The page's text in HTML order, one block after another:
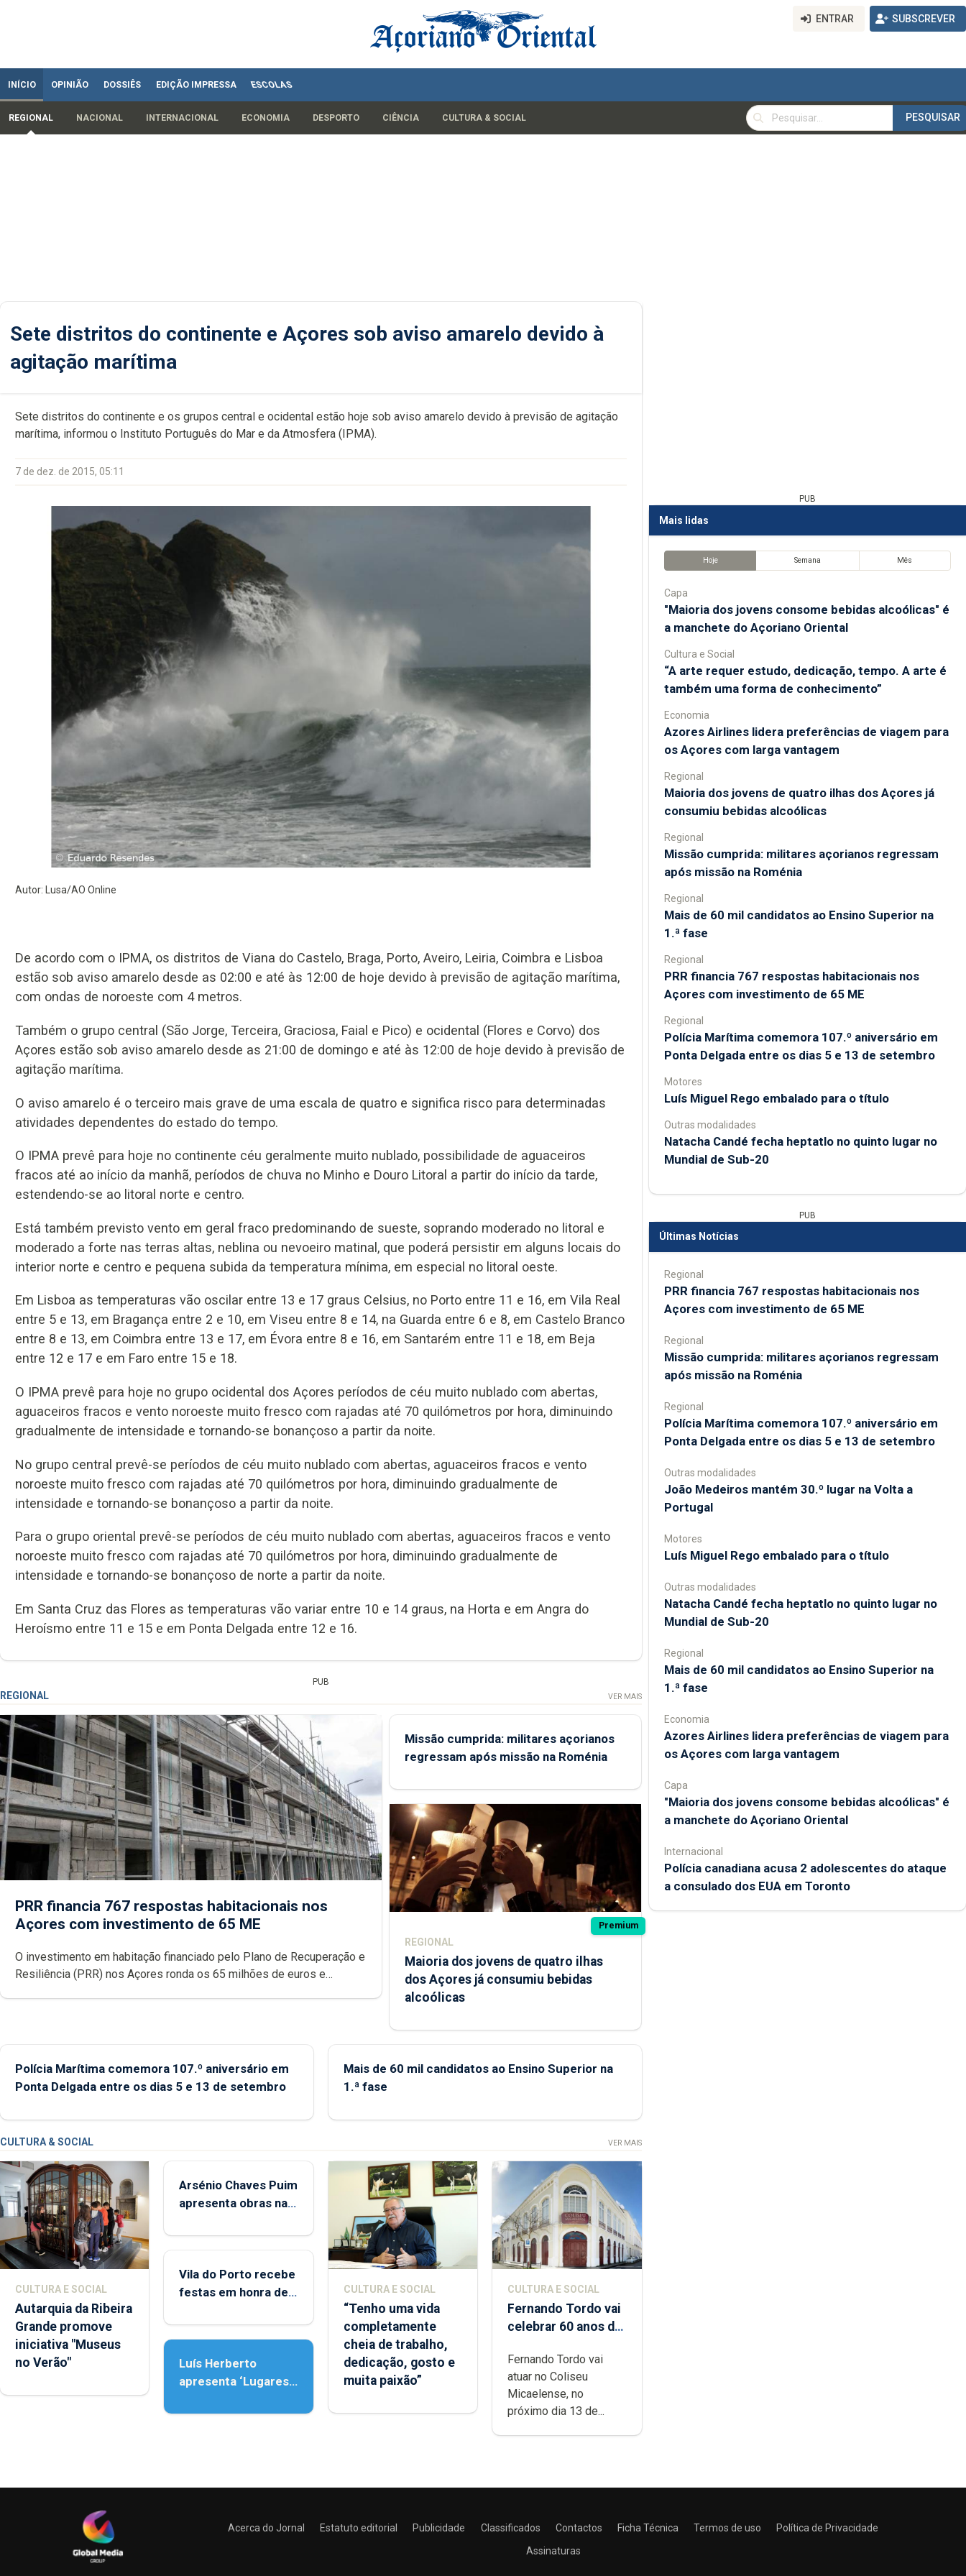
ENTRAR SUBSCREVER
INÍCIO OPINIÃO DOSSIÊS EDIÇÃO IMPRESSA ESCOLAS
REGIONAL NACIONAL INTERNACIONAL ECONOMIA DESPORTO CIÊNCIA CULTURA & SOCIAL
PESQUISAR
PESQUISAR
Sete distritos do continente e Açores sob aviso amarelo devido à
agitação marítima
Sete distritos do continente e os grupos central e ocidental estão hoje sob aviso amarelo devido à previsão de agitação
marítima, informou o Instituto Português do Mar e da Atmosfera (IPMA).
7 de dez. de 2015, 05:11
Autor: Lusa/AO Online
De acordo com o IPMA, os distritos de Viana do Castelo, Braga, Porto, Aveiro, Leiria, Coimbra e Lisboa
estão sob aviso amarelo desde as 02:00 e até às 12:00 de hoje devido à previsão de agitação marítima,
com ondas de noroeste com 4 metros.
Também o grupo central (São Jorge, Terceira, Graciosa, Faial e Pico) e ocidental (Flores e Corvo) dos
Açores estão sob aviso amarelo desde as 21:00 de domingo e até às 12:00 de hoje devido à previsão de
agitação marítima.
O aviso amarelo é o terceiro mais grave de uma escala de quatro e significa risco para determinadas
atividades dependentes do estado do tempo.
O IPMA prevê para hoje no continente céu geralmente muito nublado, possibilidade de aguaceiros
fracos até ao início da manhã, períodos de chuva no Minho e Douro Litoral a partir do início da tarde,
estendendo-se ao litoral norte e centro.
Está também previsto vento em geral fraco predominando de sueste, soprando moderado no litoral e
moderado a forte nas terras altas, neblina ou nevoeiro matinal, que poderá persistir em alguns locais do
interior norte e centro e pequena subida da temperatura mínima, em especial no litoral oeste.
Em Lisboa as temperaturas vão oscilar entre 13 e 17 graus Celsius, no Porto entre 11 e 16, em Vila Real
entre 5 e 13, em Bragança entre 2 e 10, em Viseu entre 8 e 14, na Guarda entre 6 e 8, em Castelo Branco
entre 8 e 13, em Coimbra entre 13 e 17, em Évora entre 8 e 16, em Santarém entre 11 e 18, em Beja
entre 12 e 17 e em Faro entre 15 e 18.
O IPMA prevê para hoje no grupo ocidental dos Açores períodos de céu muito nublado com abertas,
aguaceiros fracos e vento noroeste muito fresco com rajadas até 70 quilómetros por hora, diminuindo
gradualmente de intensidade e tornando-se bonançoso a partir da noite.
No grupo central prevê-se períodos de céu muito nublado com abertas, aguaceiros fracos e vento
noroeste muito fresco com rajadas até 70 quilómetros por hora, diminuindo gradualmente de
intensidade e tornando-se bonançoso a partir da noite.
Para o grupo oriental prevê-se períodos de céu muito nublado com abertas, aguaceiros fracos e vento
noroeste muito fresco com rajadas até 70 quilómetros por hora, diminuindo gradualmente de
intensidade e tornando-se bonançoso de norte a partir da noite.
Em Santa Cruz das Flores as temperaturas vão variar entre 10 e 14 graus, na Horta e em Angra do
Heroísmo entre 11 e 15 e em Ponta Delgada entre 12 e 16.
PUB
REGIONAL VER MAIS
PRR financia 767 respostas habitacionais nos
Açores com investimento de 65 ME
O investimento em habitação financiado pelo Plano de Recuperação e
Resiliência (PRR) nos Açores ronda os 65 milhões de euros e
Missão cumprida: militares açorianos
regressam após missão na Roménia
Premium
REGIONAL
Maioria dos jovens de quatro ilhas
dos Açores já consumiu bebidas
alcoólicas
Polícia Marítima comemora 107.º aniversário em
Ponta Delgada entre os dias 5 e 13 de setembro
Mais de 60 mil candidatos ao Ensino Superior na
1.ª fase
CULTURA & SOCIAL VER MAIS
CULTURA E SOCIAL
Autarquia da Ribeira
Grande promove
iniciativa "Museus
no Verão"
Arsénio Chaves Puim
apresenta obras na
Porto
Vila do Porto recebe
festas em honra de
Assunção
Luís Herberto
apresenta ‘Lugares
CULTURA E SOCIAL
“Tenho uma vida
completamente
cheia de trabalho,
dedicação, gosto e
muita paixão”
CULTURA E SOCIAL
Fernando Tordo vai
celebrar 60 anos de
Micaelense
Fernando Tordo vai
atuar no Coliseu
Micaelense, no
próximo dia 13 de...
PUB
Mais lidas
Hoje Semana Mês
Capa
"Maioria dos jovens consome bebidas alcoólicas" é
a manchete do Açoriano Oriental
Cultura e Social
“A arte requer estudo, dedicação, tempo. A arte é
também uma forma de conhecimento”
Economia
Azores Airlines lidera preferências de viagem para
os Açores com larga vantagem
Regional
Maioria dos jovens de quatro ilhas dos Açores já
consumiu bebidas alcoólicas
Regional
Missão cumprida: militares açorianos regressam
após missão na Roménia
Regional
Mais de 60 mil candidatos ao Ensino Superior na
1.ª fase
Regional
PRR financia 767 respostas habitacionais nos
Açores com investimento de 65 ME
Regional
Polícia Marítima comemora 107.º aniversário em
Ponta Delgada entre os dias 5 e 13 de setembro
Motores
Luís Miguel Rego embalado para o título
Outras modalidades
Natacha Candé fecha heptatlo no quinto lugar no
Mundial de Sub-20
PUB
Últimas Notícias
Regional
PRR financia 767 respostas habitacionais nos
Açores com investimento de 65 ME
Regional
Missão cumprida: militares açorianos regressam
após missão na Roménia
Regional
Polícia Marítima comemora 107.º aniversário em
Ponta Delgada entre os dias 5 e 13 de setembro
Outras modalidades
João Medeiros mantém 30.º lugar na Volta a
Portugal
Motores
Luís Miguel Rego embalado para o título
Outras modalidades
Natacha Candé fecha heptatlo no quinto lugar no
Mundial de Sub-20
Regional
Mais de 60 mil candidatos ao Ensino Superior na
1.ª fase
Economia
Azores Airlines lidera preferências de viagem para
os Açores com larga vantagem
Capa
"Maioria dos jovens consome bebidas alcoólicas" é
a manchete do Açoriano Oriental
Internacional
Polícia canadiana acusa 2 adolescentes do ataque
a consulado dos EUA em Toronto
Acerca do Jornal Estatuto editorial Publicidade Classificados Contactos Ficha Técnica Termos de uso
Política de Privacidade
Assinaturas